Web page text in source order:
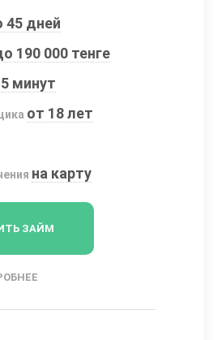
45 дней
190 000 тенге
5 минут
от 18 лет
на карту
ЗАЙМ